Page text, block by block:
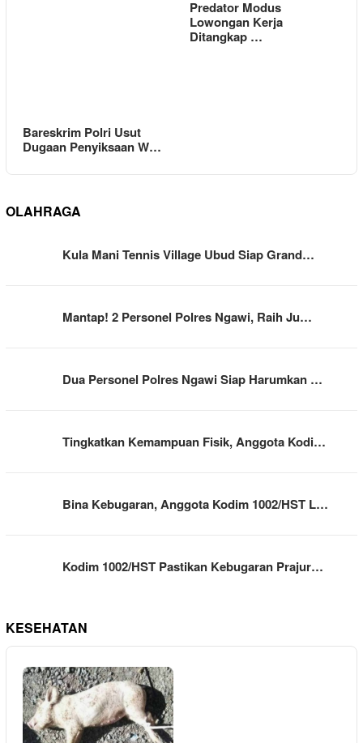
Bareskrim Polri Usut
Dugaan Penyiksaan W…
Predator Modus
Lowongan Kerja
Ditangkap …
OLAHRAGA
Kula Mani Tennis Village Ubud Siap Grand…
Mantap! 2 Personel Polres Ngawi, Raih Ju…
Dua Personel Polres Ngawi Siap Harumkan …
Tingkatkan Kemampuan Fisik, Anggota Kodi…
Bina Kebugaran, Anggota Kodim 1002/HST L…
Kodim 1002/HST Pastikan Kebugaran Prajur…
KESEHATAN